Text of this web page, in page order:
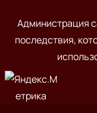
Администрация
последствия,